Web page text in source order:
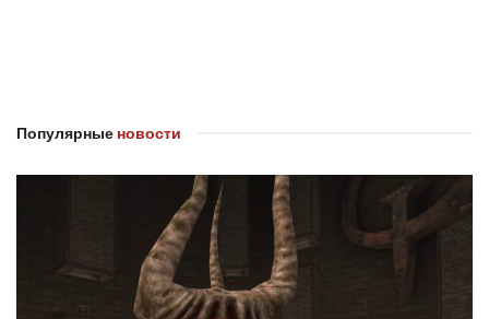
Популярные новости